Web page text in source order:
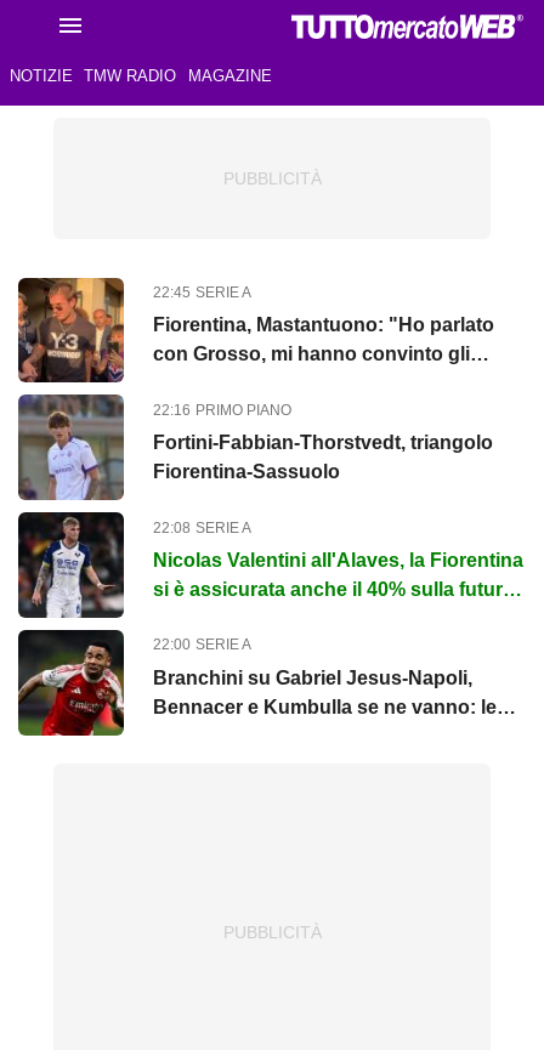
NOTIZIE TMW RADIO MAGAZINE
22:45 SERIE A
Fiorentina, Mastantuono: "Ho parlato
con Grosso, mi hanno convinto gli
22:16 PRIMO PIANO
Fortini-Fabbian-Thorstvedt, triangolo
Fiorentina-Sassuolo
22:08 SERIE A
Nicolas Valentini all'Alaves, la Fiorentina
si è assicurata anche il 40% sulla futura
22:00 SERIE A
Branchini su Gabriel Jesus-Napoli,
Bennacer e Kumbulla se ne vanno: le